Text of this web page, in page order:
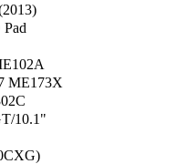
ME173X
10.1"